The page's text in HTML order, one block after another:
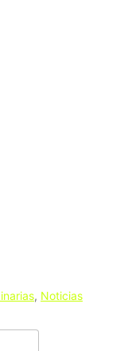
, Noticias